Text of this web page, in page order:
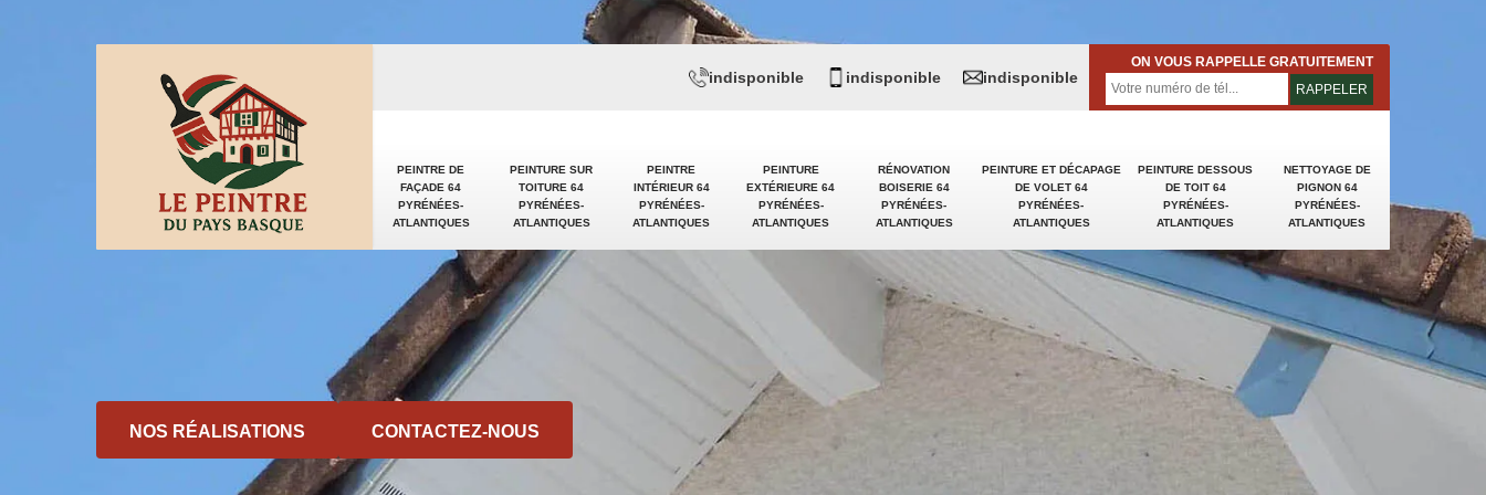
PEINTRE DE
FAÇADE 64
PYRÉNÉES-
ATLANTIQUES
PEINTURE SUR
TOITURE 64
PYRÉNÉES-
ATLANTIQUES
PEINTRE
INTÉRIEUR 64
PYRÉNÉES-
ATLANTIQUES
PEINTURE
EXTÉRIEURE 64
PYRÉNÉES-
ATLANTIQUES
RÉNOVATION
BOISERIE 64
PYRÉNÉES-
ATLANTIQUES
PEINTURE ET DÉCAPAGE
DE VOLET 64
PYRÉNÉES-
ATLANTIQUES
PEINTURE DESSOUS
DE TOIT 64
PYRÉNÉES-
ATLANTIQUES
NETTOYAGE DE
PIGNON 64
PYRÉNÉES-
ATLANTIQUES
indisponible indisponible indisponible
ON VOUS RAPPELLE GRATUITEMENT
NOS RÉALISATIONS CONTACTEZ-NOUS